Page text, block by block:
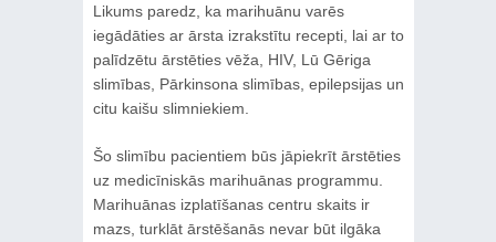
Likums paredz, ka marihuānu varēs
iegādāties ar ārsta izrakstītu recepti, lai ar to
palīdzētu ārstēties vēža, HIV, Lū Gēriga
slimības, Pārkinsona slimības, epilepsijas un
citu kaišu slimniekiem.
Šo slimību pacientiem būs jāpiekrīt ārstēties
uz medicīniskās marihuānas programmu.
Marihuānas izplatīšanas centru skaits ir
mazs, turklāt ārstēšanās nevar būt ilgāka